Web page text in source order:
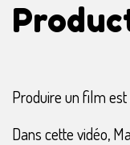
Produire un film
Dans cette vidéo,